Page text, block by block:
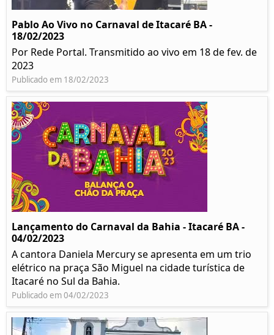
Pablo Ao Vivo no Carnaval de Itacaré BA -
18/02/2023
Por Rede Portal. Transmitido ao vivo em 18 de fev. de
2023
Publicado em 18/02/2023
Lançamento do Carnaval da Bahia - Itacaré BA -
04/02/2023
A cantora Daniela Mercury se apresenta em um trio
elétrico na praça São Miguel na cidade turística de
Itacaré no Sul da Bahia.
Publicado em 04/02/2023